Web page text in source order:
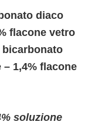
diaco
flacone vetro
bicarbonato
1,4% flacone
soluzione